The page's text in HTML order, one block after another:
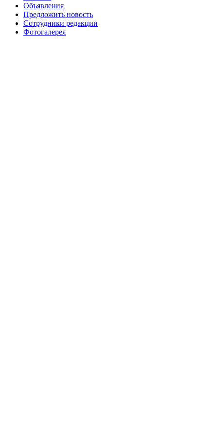
Объявления
Предложить новость
Сотрудники редакции
Фотогалерея